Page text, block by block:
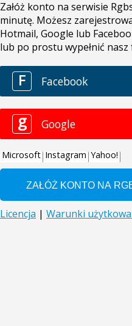
Załóż konto na serwisie
minutę. Możesz
Hotmail, Google lub
lub po prostu wypełnić
F Facebook
g Google
Microsoft Instagram Yahoo!
Licencja | Warunki